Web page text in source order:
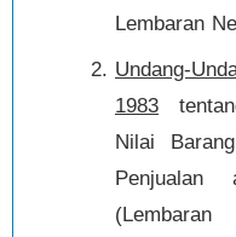
Lembaran
Undang-
1983
Nilai
Penjualan